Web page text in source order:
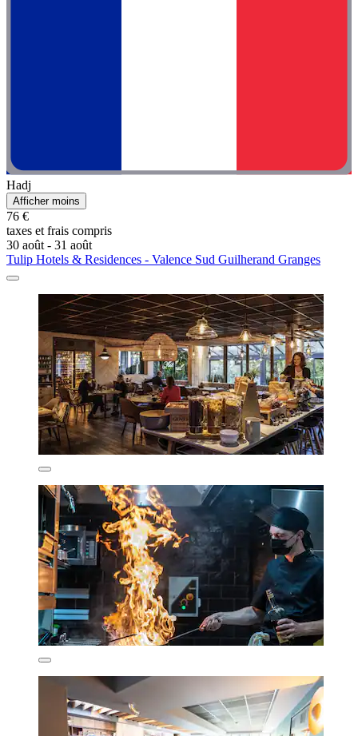
Hadj
Afficher moins
76 €
taxes et frais compris
30 août - 31 août
Tulip Hotels & Residences - Valence Sud Guilherand Granges